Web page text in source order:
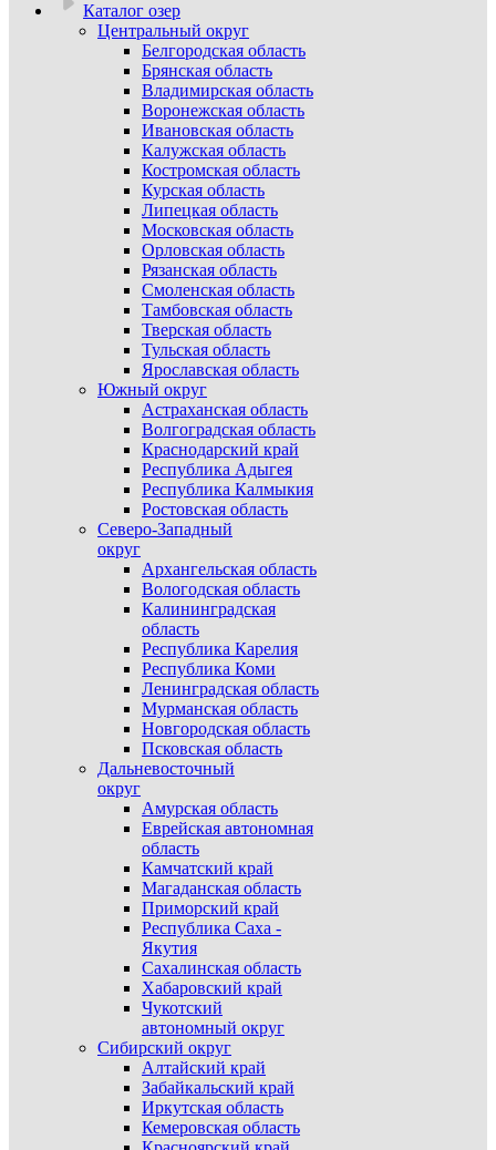
Каталог озер
Центральный округ
Белгородская область
Брянская область
Владимирская область
Воронежская область
Ивановская область
Калужская область
Костромская область
Курская область
Липецкая область
Московская область
Орловская область
Рязанская область
Смоленская область
Тамбовская область
Тверская область
Тульская область
Ярославская область
Южный округ
Астраханская область
Волгоградская область
Краснодарский край
Республика Адыгея
Республика Калмыкия
Ростовская область
Северо-Западный
округ
Архангельская область
Вологодская область
Калининградская
область
Республика Карелия
Республика Коми
Ленинградская область
Мурманская область
Новгородская область
Псковская область
Дальневосточный
округ
Амурская область
Еврейская автономная
область
Камчатский край
Магаданская область
Приморский край
Республика Саха -
Якутия
Сахалинская область
Хабаровский край
Чукотский
автономный округ
Сибирский округ
Алтайский край
Забайкальский край
Иркутская область
Кемеровская область